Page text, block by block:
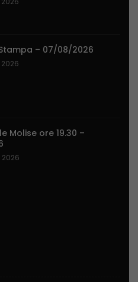
– 07/08/2026
2026
Molise ore 19.30 –
2026